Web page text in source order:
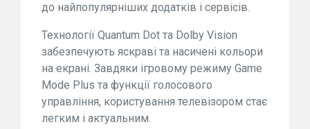
до найпопулярніших додатків і сервісів.
Технології Quantum Dot та Dolby Vision
забезпечують яскраві та насичені кольори
на екрані. Завдяки ігровому режиму Game
Mode Plus та функції голосового
управління, користування телевізором стає
легким і актуальним.